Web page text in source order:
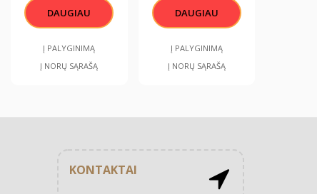
DAUGIAU
Į PALYGINIMĄ
Į NORŲ SĄRAŠĄ
DAUGIAU
Į PALYGINIMĄ
Į NORŲ SĄRAŠĄ
KONTAKTAI